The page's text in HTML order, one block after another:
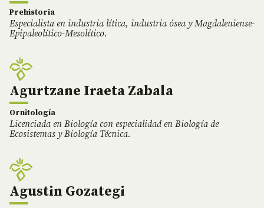
Prehistoria
Especialista en industria lítica, industria ósea y Magdaleniense-
Epipaleolítico-Mesolítico.
Agurtzane Iraeta Zabala
Ornitología
Licenciada en Biología con especialidad en Biología de
Ecosistemas y Biología Técnica.
Agustin Gozategi